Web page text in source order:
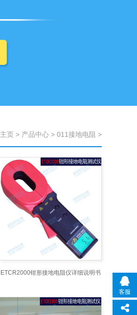
主页 > 产品中心 > 011接地电阻 >
ETCR2000钳形接地电阻仪详细说明书
客服